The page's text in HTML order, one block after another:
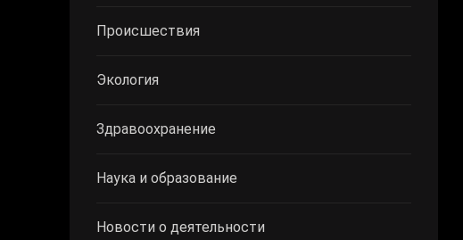
Происшествия
Экология
Здравоохранение
Наука и образование
Новости о деятельности